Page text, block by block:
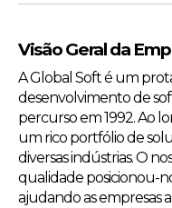
Visão Geral da
A Global Soft é um
desenvolvimento de
percurso em 1992. Ao
um rico portfólio de
diversas indústrias. O
qualidade posicionou-
ajudando as empresas